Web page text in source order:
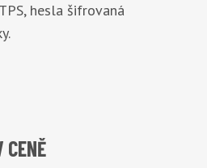
hesla šifrovaná
CENĚ